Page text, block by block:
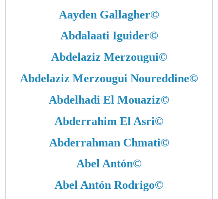
Aayden Gallagher©
Abdalaati Iguider©
Abdelaziz Merzougui©
Abdelaziz Merzougui Noureddine©
Abdelhadi El Mouaziz©
Abderrahim El Asri©
Abderrahman Chmati©
Abel Antón©
Abel Antón Rodrigo©